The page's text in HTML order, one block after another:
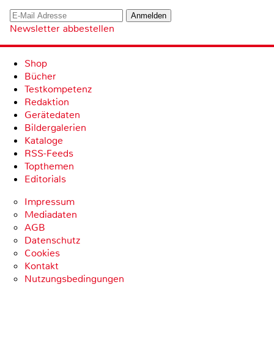
Newsletter abbestellen
Shop
Bücher
Testkompetenz
Redaktion
Gerätedaten
Bildergalerien
Kataloge
RSS-Feeds
Topthemen
Editorials
Impressum
Mediadaten
AGB
Datenschutz
Cookies
Kontakt
Nutzungsbedingungen